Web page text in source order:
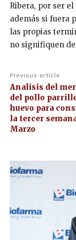
Ribera, por ser
además si fuera
las propias
no signifiquen
Previous article
Analisis del
del pollo
huevo para
la tercer
Marzo